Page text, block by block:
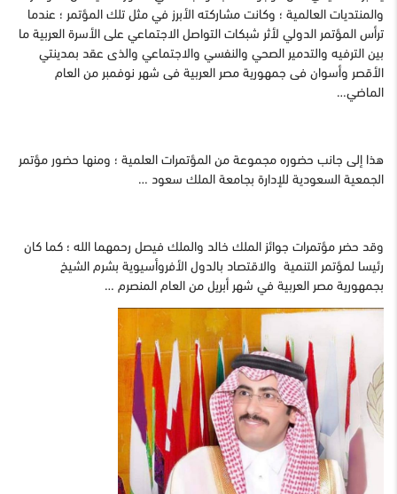
والمنتديات العالمية ؛ وكانت مشاركته الأبرز في مثل تلك المؤتمر ؛ عندما
ترأس المؤتمر الدولي لأثر شبكات التواصل الاجتماعي على الأسرة العربية ما
بين الترفيه والتدمير الصحي والنفسي والاجتماعي والذى عقد بمدينتي
الأقصر وأسوان فى جمهورية مصر العربية فى شهر نوفمبر من العام
الماضي…
هذا إلى جانب حضوره مجموعة من المؤتمرات العلمية ؛ ومنها حضور مؤتمر
الجمعية السعودية للإدارة بجامعة الملك سعود …
وقد حضر مؤتمرات جوائز الملك خالد والملك فيصل رحمهما الله ؛ كما كان
رئيسا لمؤتمر التنمية والاقتصاد بالدول الأفروأسيوية بشرم الشيخ
بجمهورية مصر العربية في شهر أبريل من العام المنصرم …